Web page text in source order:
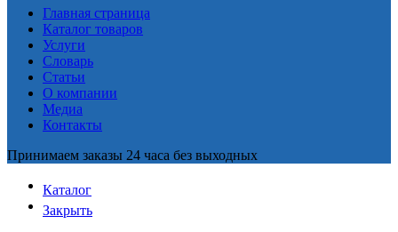
Главная страница
Каталог товаров
Услуги
Словарь
Статьи
О компании
Медиа
Контакты
Принимаем заказы 24 часа без выходных
Каталог
Закрыть